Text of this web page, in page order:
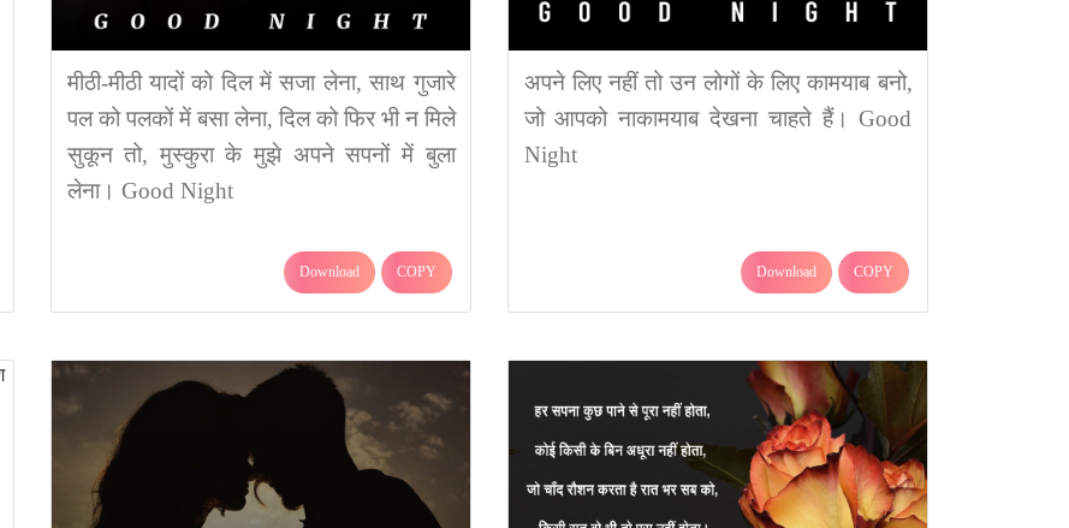
मीठी-मीठी यादों को दिल में सजा लेना, साथ गुजारे
पल को पलकों में बसा लेना, दिल को फिर भी न मिले
सुकून तो, मुस्कुरा के मुझे अपने सपनों में बुला
लेना। Good Night
Download COPY
अपने लिए नहीं तो उन लोगों के लिए कामयाब बनो,
जो आपको नाकामयाब देखना चाहते हैं। Good
Night
Download COPY